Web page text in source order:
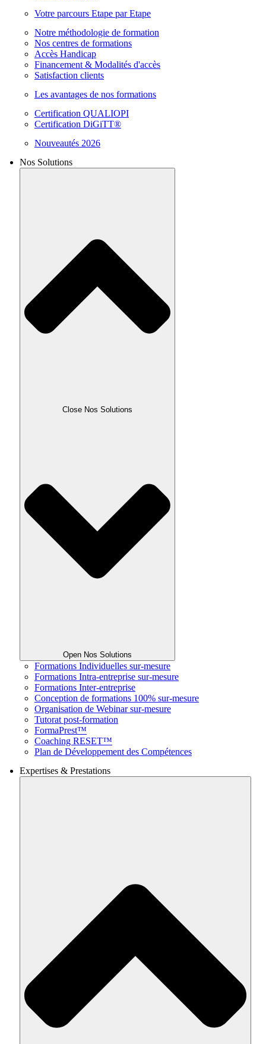
Votre parcours Etape par Etape
Notre méthodologie de formation
Nos centres de formations
Accès Handicap
Financement & Modalités d'accès
Satisfaction clients
Les avantages de nos formations
Certification QUALIOPI
Certification DiGiTT®
Nouveautés 2026
Nos Solutions
Close Nos Solutions
Open Nos Solutions
Formations Individuelles sur-mesure
Formations Intra-entreprise sur-mesure
Formations Inter-entreprise
Conception de formations 100% sur-mesure
Organisation de Webinar sur-mesure
Tutorat post-formation
FormaPrest™
Coaching RESET™
Plan de Développement des Compétences
Expertises & Prestations